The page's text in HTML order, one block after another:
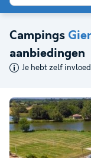
Campings
aanbiedingen
Je hebt zelf